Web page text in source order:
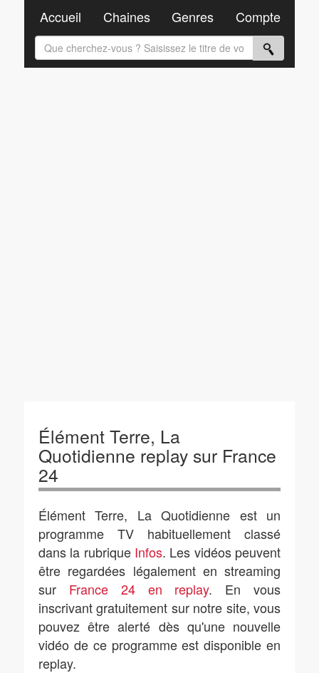
Élément Terre, La
Quotidienne replay sur France
24
Élément Terre, La Quotidienne est un
programme TV habituellement classé
dans la rubrique Infos. Les vidéos peuvent
être regardées légalement en streaming
sur France 24 en replay. En vous
inscrivant gratuitement sur notre site, vous
pouvez être alerté dès qu'une nouvelle
vidéo de ce programme est disponible en
replay.
Accueil Chaines Genres Compte